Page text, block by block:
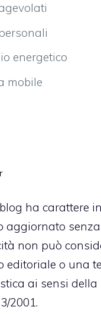
energetico
mobile
ha carattere
aggiornato
non può
editoriale o una
ai sensi della
2001.